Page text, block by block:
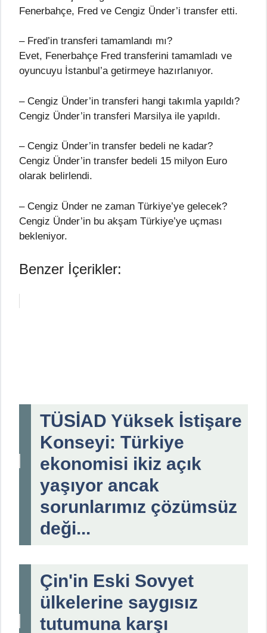
Fenerbahçe, Fred ve Cengiz Ünder’i transfer etti.
– Fred’in transferi tamamlandı mı?
Evet, Fenerbahçe Fred transferini tamamladı ve
oyuncuyu İstanbul’a getirmeye hazırlanıyor.
– Cengiz Ünder’in transferi hangi takımla yapıldı?
Cengiz Ünder’in transferi Marsilya ile yapıldı.
– Cengiz Ünder’in transfer bedeli ne kadar?
Cengiz Ünder’in transfer bedeli 15 milyon Euro
olarak belirlendi.
– Cengiz Ünder ne zaman Türkiye’ye gelecek?
Cengiz Ünder’in bu akşam Türkiye’ye uçması
bekleniyor.
Benzer İçerikler:
TÜSİAD Yüksek İstişare
Konseyi: Türkiye
ekonomisi ikiz açık
yaşıyor ancak
sorunlarımız çözümsüz
deği...
Çin'in Eski Sovyet
ülkelerine saygısız
tutumuna karşı